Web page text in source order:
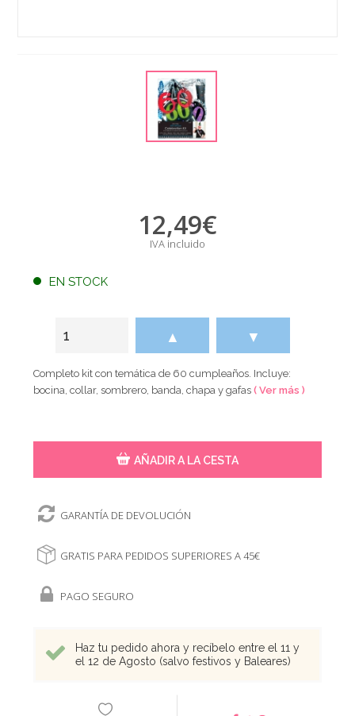
12,49€
IVA incluido
EN STOCK
▲ ▼
Completo kit con temática de 60 cumpleaños. Incluye:
bocina, collar, sombrero, banda, chapa y gafas( Ver más )
AÑADIR A LA CESTA
GARANTÍA DE DEVOLUCIÓN
GRATIS PARA PEDIDOS SUPERIORES A 45€
PAGO SEGURO
Haz tu pedido ahora y recíbelo entre el 11 y
el 12 de Agosto (salvo festivos y Baleares)